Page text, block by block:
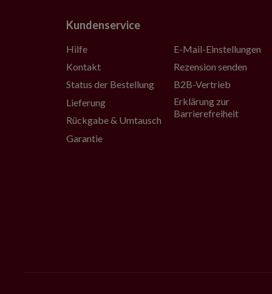
Kundenservice
Hilfe
Kontakt
Status der Bestellung
Lieferung
Rückgabe & Umtausch
Garantie
E-Mail-Einstellungen
Rezension senden
B2B-Vertrieb
Erklärung zur
Barrierefreiheit